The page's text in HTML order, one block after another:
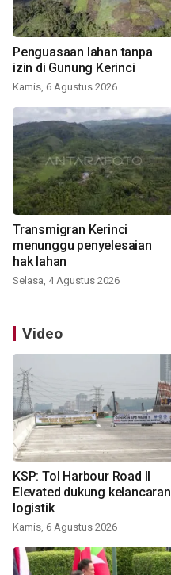
Penguasaan lahan tanpa
izin di Gunung Kerinci
Kamis, 6 Agustus 2026
Transmigran Kerinci
menunggu penyelesaian
hak lahan
Selasa, 4 Agustus 2026
Video
KSP: Tol Harbour Road II
Elevated dukung kelancaran
logistik
Kamis, 6 Agustus 2026